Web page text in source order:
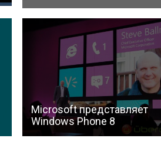
Microsoft представляет
Windows Phone 8